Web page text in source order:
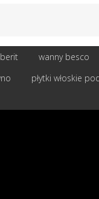
wanny besco
płytki włoskie